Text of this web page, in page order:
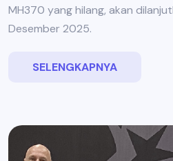
MH370 yang hilang, akan
Desember 2025.
SELENGKAPNYA